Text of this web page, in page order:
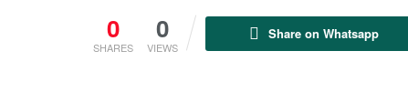
0
SHARES
0
VIEWS
Share on Whatsapp